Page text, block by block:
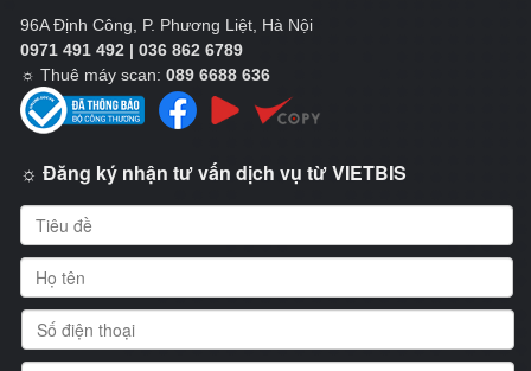
96A Định Công, P. Phương Liệt, Hà Nội
0971 491 492 | 036 862 6789
☼ Thuê máy scan: 089 6688 636
☼ Đăng ký nhận tư vấn dịch vụ từ VIETBIS